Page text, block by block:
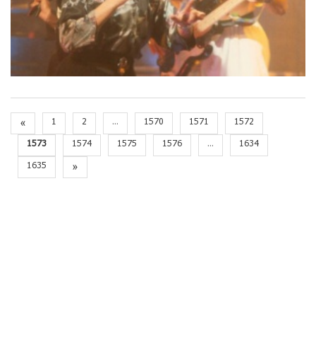
« 1 2 ... 1570 1571
1572
1573
1574 1575 1576 ...
1634
1635
»